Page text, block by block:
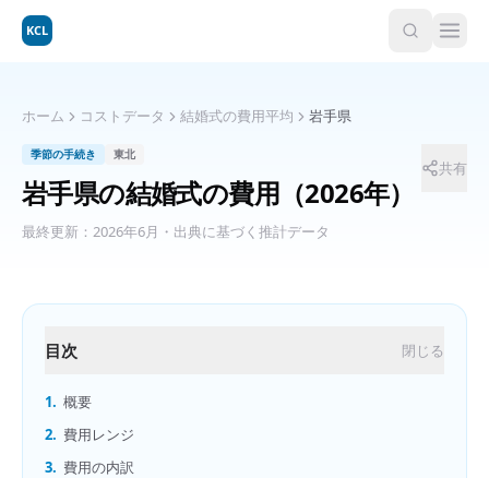
KCL
ホーム コストデータ 結婚式の費用平均 岩手県
季節の手続き 東北
岩手県の結婚式の費用 （2026年）
最終更新： 2026年6月 ・出典に基づく推計データ
共有
目次 閉じる
1. 概要
2. 費用レンジ
3. 費用の内訳